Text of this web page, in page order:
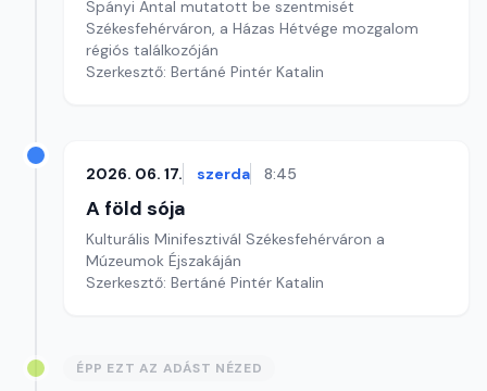
Spányi Antal mutatott be szentmisét
Székesfehérváron, a Házas Hétvége mozgalom
régiós találkozóján
Szerkesztő: Bertáné Pintér Katalin
2026. 06. 17. szerda 8:45
A föld sója
Kulturális Minifesztivál Székesfehérváron a
Múzeumok Éjszakáján
Szerkesztő: Bertáné Pintér Katalin
ÉPP EZT AZ ADÁST NÉZED